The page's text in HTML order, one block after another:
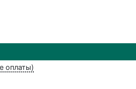
оплаты)